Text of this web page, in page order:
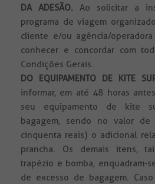
DA ADESÃO. Ao solicitar a
programa de viagem
cliente e/ou agência/
conhecer e concordar com
Condições Gerais.
DO EQUIPAMENTO DE KITE
informar, em até 48 horas
seu equipamento de kite
bagagem, sendo no valor
cinquenta reais) o adicional
prancha. Os demais itens,
trapézio e bomba, enquadram-
de excesso de bagagem.